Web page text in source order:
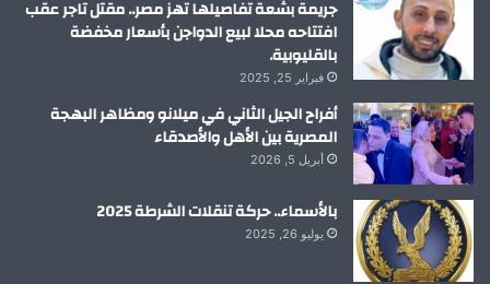
جريمة بشعة تفاصيلها تهز مصر.. مقتل تاجر عقب
افتتاحه محلا لبيع الدواجن بأسعار مخفضة
بالقليوبية.
فبراير 25, 2025
أفراح الجيل الثاني في ميلانو ومظاهر البهجة
المصرية بين الأهل والأصدقاء
أبريل 5, 2026
بالأسماء.. حركة تنقلات الشرطة 2025
يوليو 26, 2025